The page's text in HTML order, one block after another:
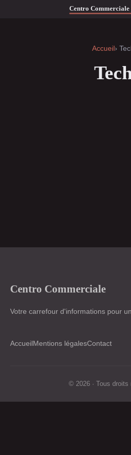
Accueil ›
Centro Commerciale
Votre carrefour d'informations pour
AccueilMentions légalesContact
© 2026 · Tous droits